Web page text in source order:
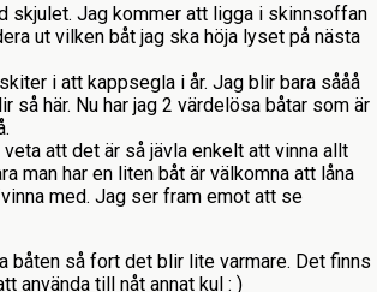
skjulet. Jag kommer att ligga i skinnsoffan
ut vilken båt jag ska höja lyset på nästa
i att kappsegla i år. Jag blir bara sååå
så här. Nu har jag 2 värdelösa båtar som är
att det är så jävla enkelt att vinna allt
man har en liten båt är välkomna att låna
med. Jag ser fram emot att se
båten så fort det blir lite varmare. Det finns
använda till nåt annat kul : )